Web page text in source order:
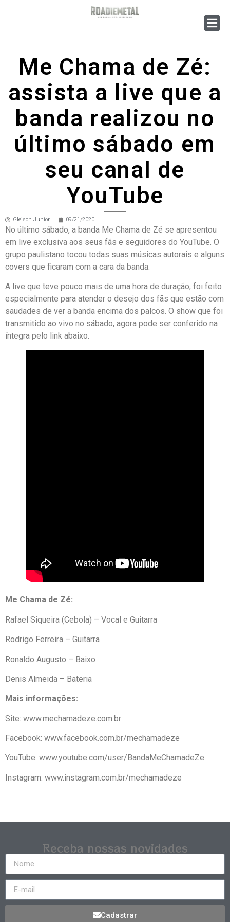
Me Chama de Zé:
assista a live que a
banda realizou no
último sábado em
seu canal de
YouTube
Gleison Junior 09/21/2020
No último sábado, a banda Me Chama de Zé se apresentou
em live exclusiva aos seus fãs e seguidores do YouTube. O
grupo paulistano tocou todas suas músicas autorais e alguns
covers que ficaram com a cara da banda.
A live que teve pouco mais de uma hora de duração, foi feito
especialmente para atender o desejo dos fãs que estão com
saudades de ver a banda encima dos palcos. O show que foi
transmitido ao vivo no sábado, agora pode ser conferido na
íntegra pelo link abaixo.
Me Chama de Zé:
Rafael Siqueira (Cebola) – Vocal e Guitarra
Rodrigo Ferreira – Guitarra
Ronaldo Augusto – Baixo
Denis Almeida – Bateria
Mais informações:
Site: www.mechamadeze.com.br
Facebook: www.facebook.com.br/mechamadeze
YouTube: www.youtube.com/user/BandaMeChamadeZe
Instagram: www.instagram.com.br/mechamadeze
Receba nossas novidades
Cadastrar